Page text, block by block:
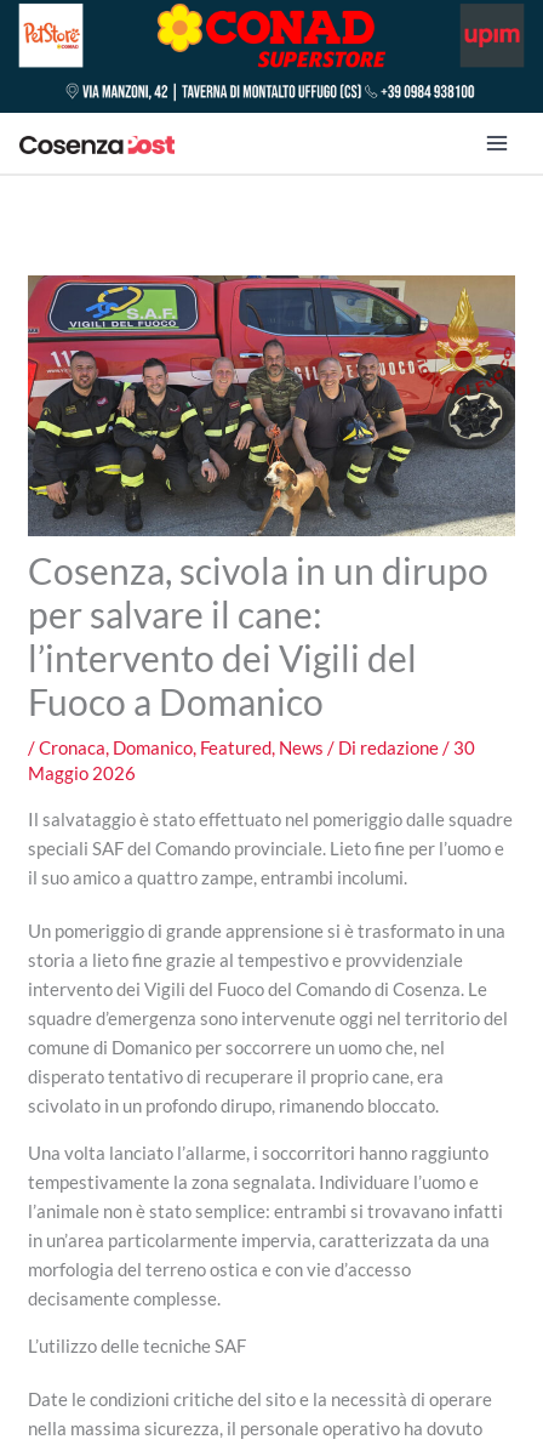
Cosenza, scivola in un dirupo
per salvare il cane:
l’intervento dei Vigili del
Fuoco a Domanico
/Cronaca, Domanico, Featured, News / Di redazione/ 30
Maggio 2026
Il salvataggio è stato effettuato nel pomeriggio dalle squadre
speciali SAF del Comando provinciale. Lieto fine per l’uomo e
il suo amico a quattro zampe, entrambi incolumi.
Un pomeriggio di grande apprensione si è trasformato in una
storia a lieto fine grazie al tempestivo e provvidenziale
intervento dei Vigili del Fuoco del Comando di Cosenza. Le
squadre d’emergenza sono intervenute oggi nel territorio del
comune di Domanico per soccorrere un uomo che, nel
disperato tentativo di recuperare il proprio cane, era
scivolato in un profondo dirupo, rimanendo bloccato.
Una volta lanciato l’allarme, i soccorritori hanno raggiunto
tempestivamente la zona segnalata. Individuare l’uomo e
l’animale non è stato semplice: entrambi si trovavano infatti
in un’area particolarmente impervia, caratterizzata da una
morfologia del terreno ostica e con vie d’accesso
decisamente complesse.
L’utilizzo delle tecniche SAF
Date le condizioni critiche del sito e la necessità di operare
nella massima sicurezza, il personale operativo ha dovuto